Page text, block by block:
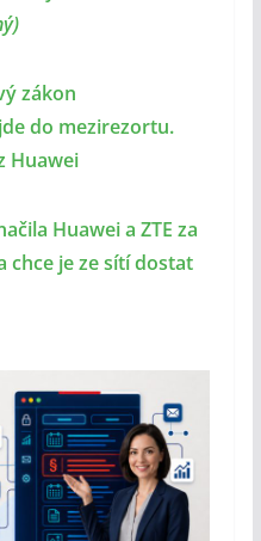
zákon
do mezirezortu.
Huawei
Huawei a ZTE za
chce je ze sítí dostat